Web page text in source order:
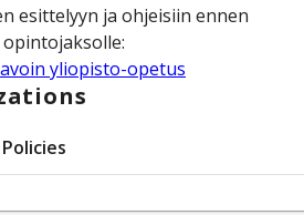
esittelyyn ja ohjeisiin ennen
yliopisto-opetus